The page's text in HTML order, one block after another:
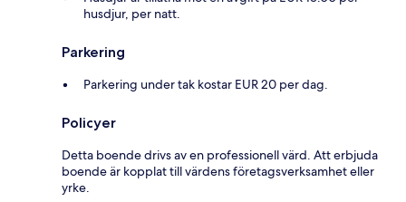
husdjur, per natt.
Parkering
Parkering under tak kostar EUR 20 per dag.
Policyer
Detta boende drivs av en professionell värd. Att erbjuda
boende är kopplat till värdens företagsverksamhet eller
yrke.